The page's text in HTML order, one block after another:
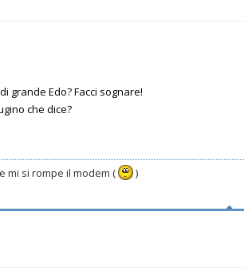
grande Edo? Facci sognare!
che dice?
mi si rompe il modem (
)